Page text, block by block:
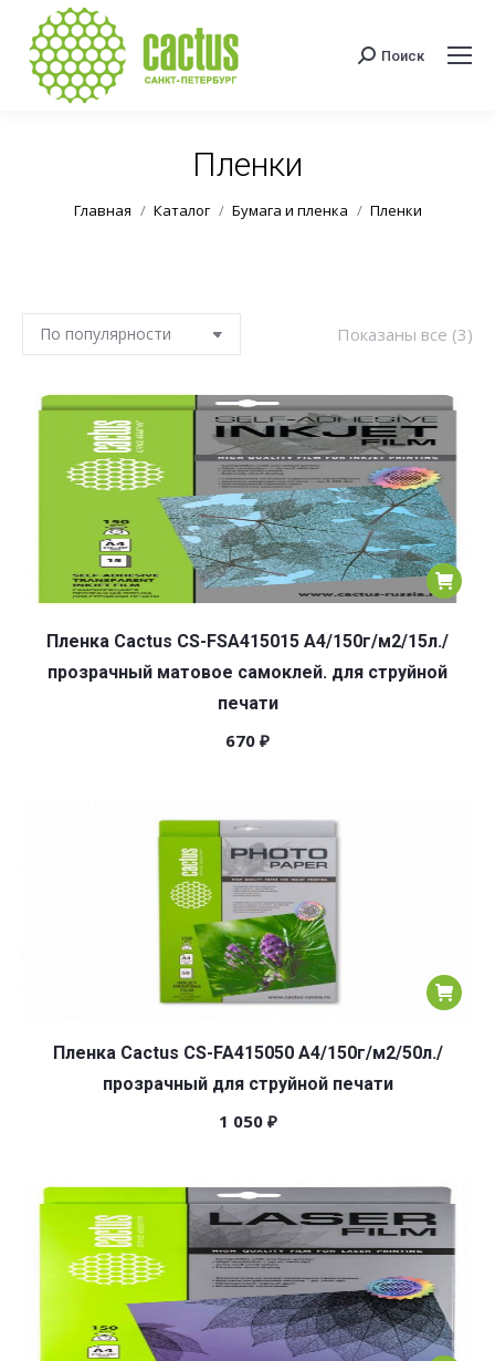
Поиск:
Поиск
Пленки
Главная Каталог Бумага и пленка Пленки
Показаны все (3)
Пленка Cactus CS-FSA415015 A4/150г/м2/15л./
прозрачный матовое самоклей. для струйной
печати
670 ₽
Пленка Cactus CS-FA415050 A4/150г/м2/50л./
прозрачный для струйной печати
1 050 ₽